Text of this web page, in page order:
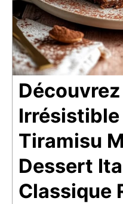
Tiramisu
Dessert
Classique